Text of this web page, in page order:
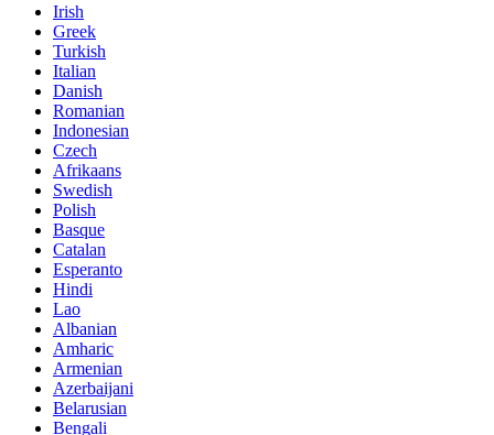
Irish
Greek
Turkish
Italian
Danish
Romanian
Indonesian
Czech
Afrikaans
Swedish
Polish
Basque
Catalan
Esperanto
Hindi
Lao
Albanian
Amharic
Armenian
Azerbaijani
Belarusian
Bengali